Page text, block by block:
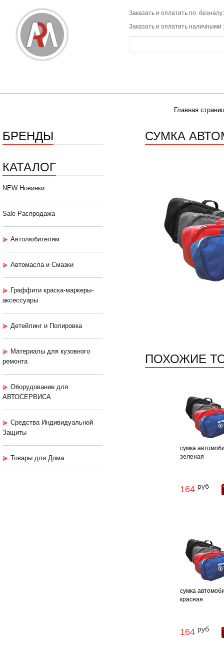
Заказать и оплатить по
Заказать и оплатить наличными
Главная
БРЕНДЫ
КАТАЛОГ
NEW Новинки
Sale Распродажа
Автолюбителям
Автомасла и Смазки
Граффити краска-маркеры-
аксессуары
Детейлинг и Полировка
Материалы для кузовного
ремонта
Оборудование для
АВТОСЕРВИСА
Средства Индивидуальной
Защиты
Товары для Дома
СУМКА
ПОХОЖИЕ
сумка
зеленая
164 руб
сумка
красная
164 руб